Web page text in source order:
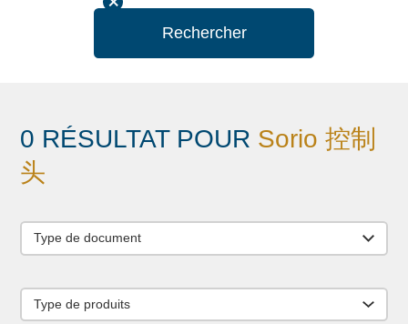
Rechercher
0 RÉSULTAT POUR Sorio 控制
头
Type de document
Type de produits